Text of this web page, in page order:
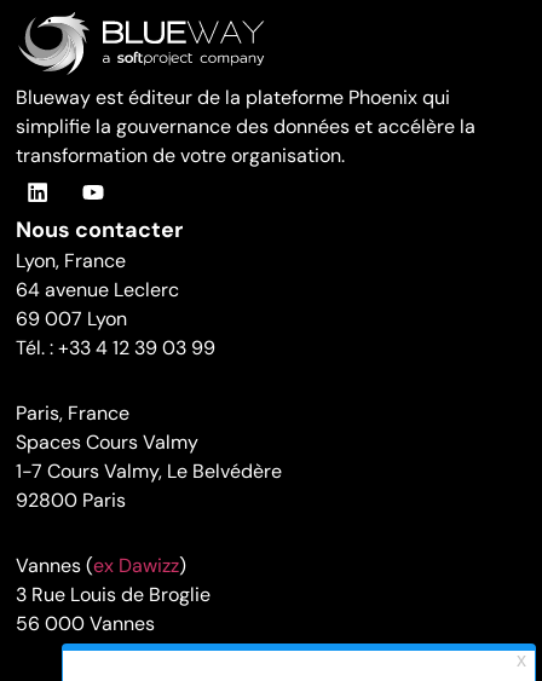
Blueway est éditeur de la plateforme Phoenix qui
simplifie la gouvernance des données et accélère la
transformation de votre organisation.
Nous contacter
Lyon, France
64 avenue Leclerc
69 007 Lyon
Tél. : +33 4 12 39 03 99
Paris, France
Spaces Cours Valmy
1-7 Cours Valmy, Le Belvédère
92800 Paris
Vannes (ex Dawizz)
3 Rue Louis de Broglie
56 000 Vannes